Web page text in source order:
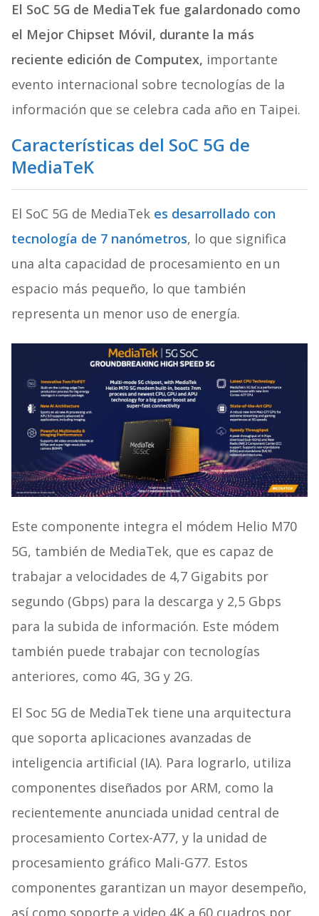
El SoC 5G de MediaTek fue galardonado como
el Mejor Chipset Móvil, durante la más
reciente edición de Computex, importante
evento internacional sobre tecnologías de la
información que se celebra cada año en Taipei.
Características del SoC 5G de
MediaTeK
El SoC 5G de MediaTek es desarrollado con
tecnología de 7 nanómetros, lo que significa
una alta capacidad de procesamiento en un
espacio más pequeño, lo que también
representa un menor uso de energía.
Este componente integra el módem Helio M70
5G, también de MediaTek, que es capaz de
trabajar a velocidades de 4,7 Gigabits por
segundo (Gbps) para la descarga y 2,5 Gbps
para la subida de información. Este módem
también puede trabajar con tecnologías
anteriores, como 4G, 3G y 2G.
El Soc 5G de MediaTek tiene una arquitectura
que soporta aplicaciones avanzadas de
inteligencia artificial (IA). Para lograrlo, utiliza
componentes diseñados por ARM, como la
recientemente anunciada unidad central de
procesamiento Cortex-A77, y la unidad de
procesamiento gráfico Mali-G77. Estos
componentes garantizan un mayor desempeño,